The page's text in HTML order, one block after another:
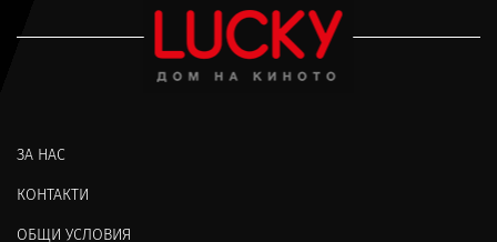
ЗА НАС
КОНТАКТИ
ОБЩИ УСЛОВИЯ